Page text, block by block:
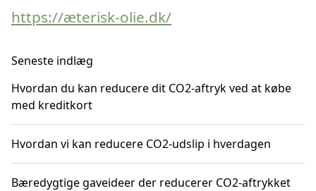
https://æterisk-olie.dk/
Seneste indlæg
Hvordan du kan reducere dit CO2-aftryk ved at købe
med kreditkort
Hvordan vi kan reducere CO2-udslip i hverdagen
Bæredygtige gaveideer der reducerer CO2-aftrykket